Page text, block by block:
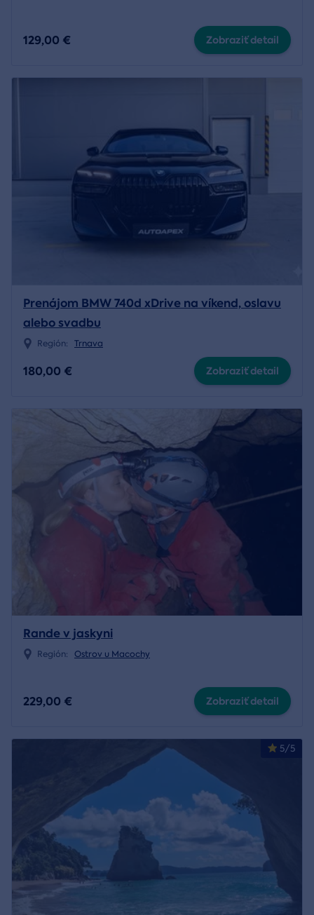
129,00 € Zobraziť detail
Prenájom BMW 740d xDrive na víkend, oslavu
alebo svadbu
Región: Trnava
180,00 € Zobraziť detail
Rande v jaskyni
Región: Ostrov u Macochy
229,00 € Zobraziť detail
5/5